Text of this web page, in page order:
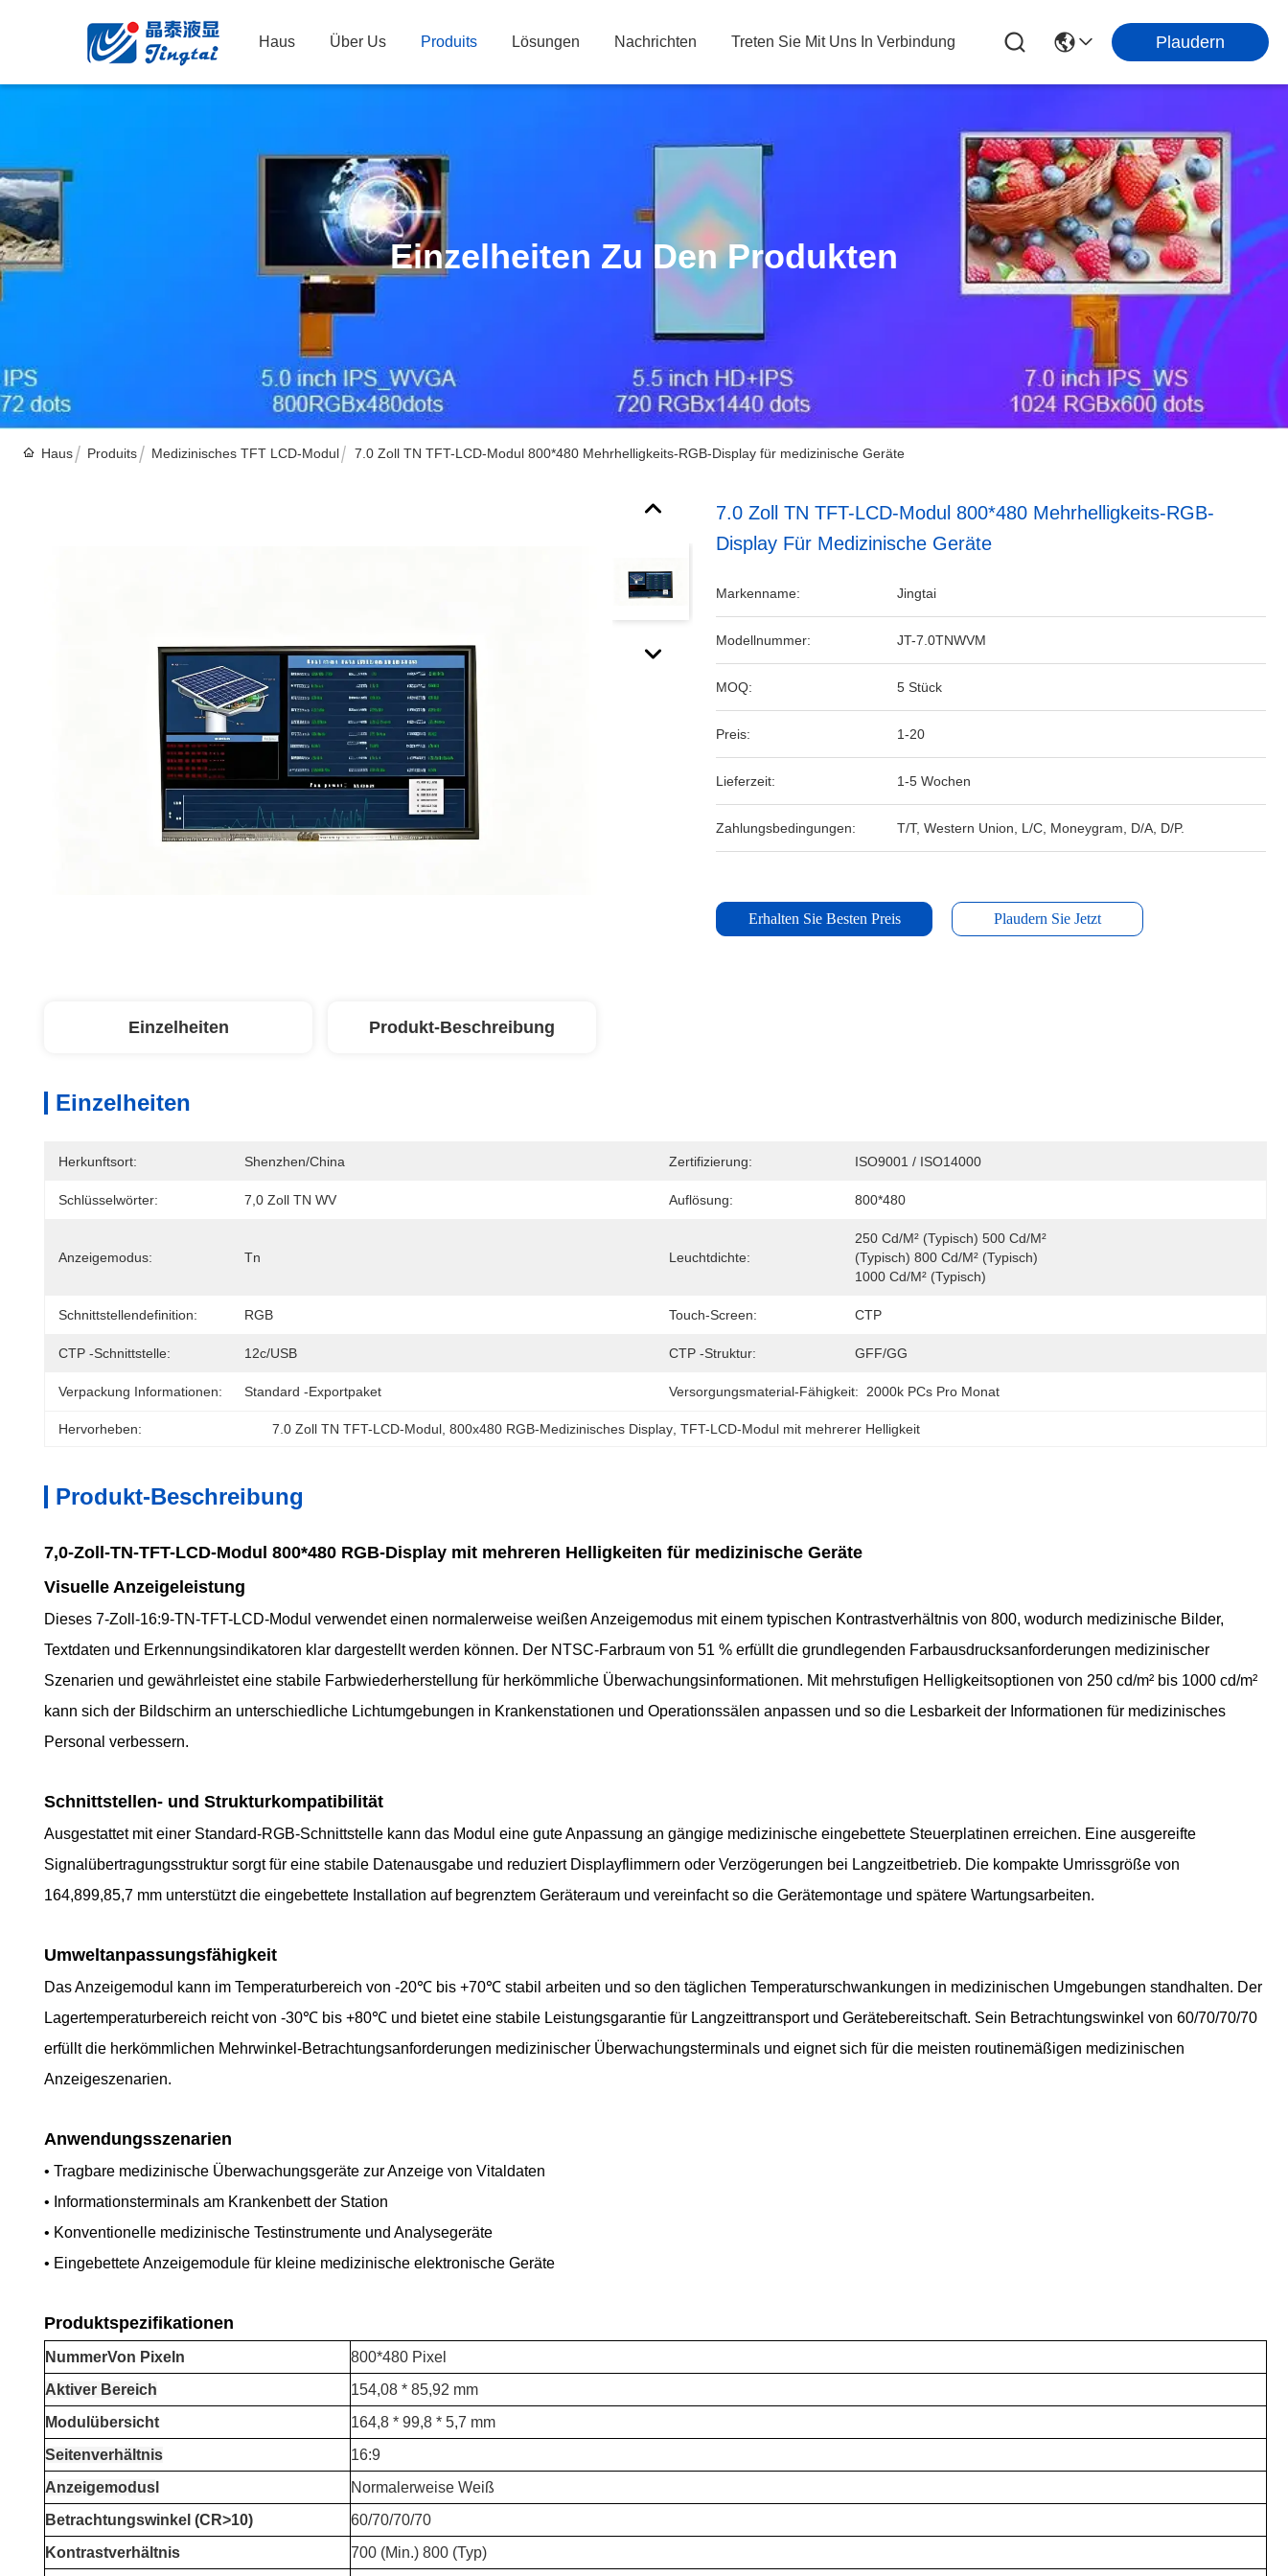
Haus Über Us Produits Lösungen Nachrichten Treten Sie Mit Uns In Verbindung Plaudern
Einzelheiten Zu Den Produkten
Haus Produits Medizinisches TFT LCD-Modul 7.0 Zoll TN TFT-LCD-Modul 800*480 Mehrhelligkeits-RGB-Display für medizinische Geräte
7.0 Zoll TN TFT-LCD-Modul 800*480 Mehrhelligkeits-RGB-
Display Für Medizinische Geräte
Markenname: Jingtai
Modellnummer: JT-7.0TNWVM
MOQ: 5 Stück
Preis: 1-20
Lieferzeit: 1-5 Wochen
Zahlungsbedingungen: T/T, Western Union, L/C, Moneygram, D/A, D/P.
Erhalten Sie Besten Preis Plaudern Sie Jetzt
Einzelheiten Produkt-Beschreibung
Einzelheiten
Herkunftsort: Shenzhen/China Zertifizierung: ISO9001 / ISO14000
Schlüsselwörter: 7,0 Zoll TN WV Auflösung: 800*480
Anzeigemodus: Tn Leuchtdichte:
250 Cd/m² (typisch) 500 Cd/m²
(typisch) 800 Cd/m² (typisch)
1000 Cd/m² (typisch)
Schnittstellendefinition: RGB Touch-Screen: CTP
CTP -Schnittstelle: 12c/USB CTP -Struktur: GFF/GG
Verpackung Informationen: Standard -Exportpaket Versorgungsmaterial-Fähigkeit: 2000k PCs Pro Monat
Hervorheben: 7.0 Zoll TN TFT-LCD-Modul , 800x480 RGB-Medizinisches Display , TFT-LCD-Modul mit mehrerer Helligkeit
Produkt-Beschreibung
7,0-Zoll-TN-TFT-LCD-Modul 800*480 RGB-Display mit mehreren Helligkeiten für medizinische Geräte
Visuelle Anzeigeleistung
Dieses 7-Zoll-16:9-TN-TFT-LCD-Modul verwendet einen normalerweise weißen Anzeigemodus mit einem typischen Kontrastverhältnis von 800, wodurch medizinische Bilder,
Textdaten und Erkennungsindikatoren klar dargestellt werden können. Der NTSC-Farbraum von 51 % erfüllt die grundlegenden Farbausdrucksanforderungen medizinischer
Szenarien und gewährleistet eine stabile Farbwiederherstellung für herkömmliche Überwachungsinformationen. Mit mehrstufigen Helligkeitsoptionen von 250 cd/m² bis 1000 cd/m²
kann sich der Bildschirm an unterschiedliche Lichtumgebungen in Krankenstationen und Operationssälen anpassen und so die Lesbarkeit der Informationen für medizinisches
Personal verbessern.
Schnittstellen- und Strukturkompatibilität
Ausgestattet mit einer Standard-RGB-Schnittstelle kann das Modul eine gute Anpassung an gängige medizinische eingebettete Steuerplatinen erreichen. Eine ausgereifte
Signalübertragungsstruktur sorgt für eine stabile Datenausgabe und reduziert Displayflimmern oder Verzögerungen bei Langzeitbetrieb. Die kompakte Umrissgröße von
164,899,85,7 mm unterstützt die eingebettete Installation auf begrenztem Geräteraum und vereinfacht so die Gerätemontage und spätere Wartungsarbeiten.
Umweltanpassungsfähigkeit
Das Anzeigemodul kann im Temperaturbereich von -20℃ bis +70℃ stabil arbeiten und so den täglichen Temperaturschwankungen in medizinischen Umgebungen standhalten. Der
Lagertemperaturbereich reicht von -30℃ bis +80℃ und bietet eine stabile Leistungsgarantie für Langzeittransport und Gerätebereitschaft. Sein Betrachtungswinkel von 60/70/70/70
erfüllt die herkömmlichen Mehrwinkel-Betrachtungsanforderungen medizinischer Überwachungsterminals und eignet sich für die meisten routinemäßigen medizinischen
Anzeigeszenarien.
Anwendungsszenarien
• Tragbare medizinische Überwachungsgeräte zur Anzeige von Vitaldaten
• Informationsterminals am Krankenbett der Station
• Konventionelle medizinische Testinstrumente und Analysegeräte
• Eingebettete Anzeigemodule für kleine medizinische elektronische Geräte
Produktspezifikationen
NummerVon Pixeln
800*480 Pixel
Aktiver Bereich
154,08 * 85,92 mm
Modulübersicht
164,8 * 99,8 * 5,7 mm
Seitenverhältnis
16:9
Anzeigemodus
Normalerweise Weiß
Betrachtungswinkel (CR>10)
60/70/70/70
Kontrastverhältnis
700 (Min.) 800 (Typ)